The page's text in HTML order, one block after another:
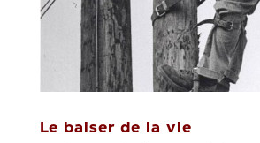
Le baiser de la vie